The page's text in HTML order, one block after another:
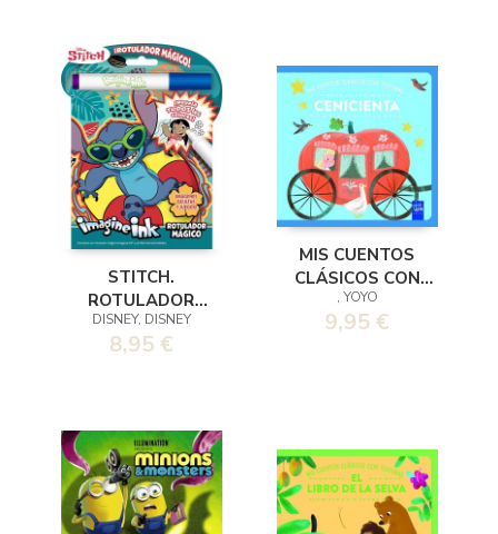
STITCH.
ROTULADOR
MÁGICO
DISNEY, DISNEY
8,95 €
MIS CUENTOS
CLÁSICOS CON
TEXTURAS.
CENICIENTA
, YOYO
9,95 €